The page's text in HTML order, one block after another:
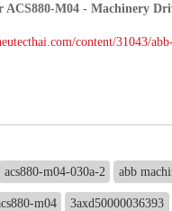
ACS880-M04 - Machinery
content/31043/
acs880-m04-030a-2 abb
m04 3axd50000036393